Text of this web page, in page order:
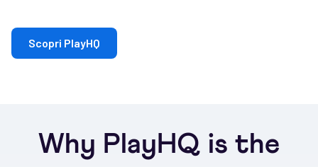
Scopri PlayHQ
Why PlayHQ is the